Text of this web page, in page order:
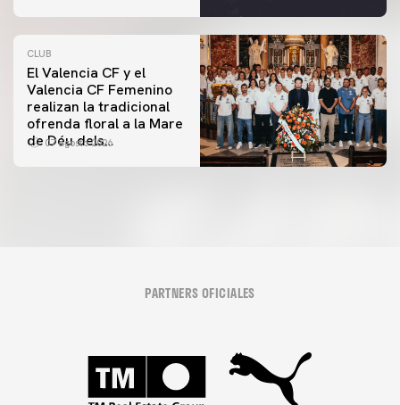
CLUB
El Valencia CF y el
Valencia CF Femenino
realizan la tradicional
ofrenda floral a la Mare
de Déu dels
07 agosto 2026
PARTNERS OFICIALES